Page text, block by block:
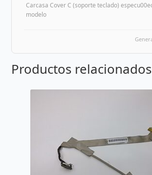
Carcasa Cover C (soporte teclado)
modelo
Productos relacionados